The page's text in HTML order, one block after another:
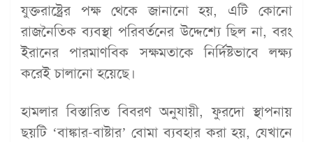
যুক্তরাষ্ট্রের পক্ষ থেকে জানানো হয়, এটি কোনো
রাজনৈতিক ব্যবস্থা পরিবর্তনের উদ্দেশ্যে ছিল না, বরং
ইরানের পারমাণবিক সক্ষমতাকে নির্দিষ্টভাবে লক্ষ্য
করেই চালানো হয়েছে।
হামলার বিস্তারিত বিবরণ অনুযায়ী, ফুরদো স্থাপনায়
ছয়টি ‘বাঙ্কার-বাষ্টার’ বোমা ব্যবহার করা হয়, যেখানে